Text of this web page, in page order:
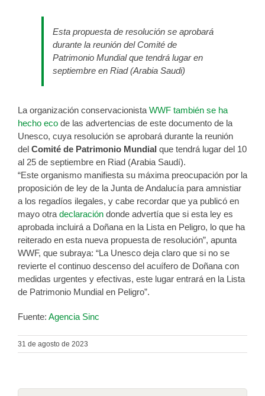
Esta propuesta de resolución se aprobará
durante la reunión del Comité de
Patrimonio Mundial que tendrá lugar en
septiembre en Riad (Arabia Saudi)
La organización conservacionista WWF también se ha
hecho eco de las advertencias de este documento de la
Unesco, cuya resolución se aprobará durante la reunión
del Comité de Patrimonio Mundial que tendrá lugar del 10
al 25 de septiembre en Riad (Arabia Saudí).
“Este organismo manifiesta su máxima preocupación por la
proposición de ley de la Junta de Andalucía para amnistiar
a los regadíos ilegales, y cabe recordar que ya publicó en
mayo otra declaración donde advertía que si esta ley es
aprobada incluirá a Doñana en la Lista en Peligro, lo que ha
reiterado en esta nueva propuesta de resolución”, apunta
WWF, que subraya: “La Unesco deja claro que si no se
revierte el continuo descenso del acuífero de Doñana con
medidas urgentes y efectivas, este lugar entrará en la Lista
de Patrimonio Mundial en Peligro”.
Fuente: Agencia Sinc
31 de agosto de 2023